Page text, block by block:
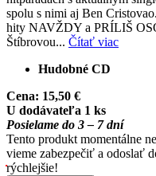
spolu s nimi aj Ben
hity NAVŽDY a PRÍLIŠ
Štíbrovou... Čítať viac
Hudobné CD
Cena: 15,50 €
U dodávateľa 1 ks
Posielame do 3 – 7 dní
Tento produkt momentálne
vieme zabezpečiť a odoslať
rýchlejšie!